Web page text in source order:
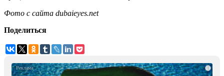
Фото с сайта dubaieyes.net
Поделиться
i